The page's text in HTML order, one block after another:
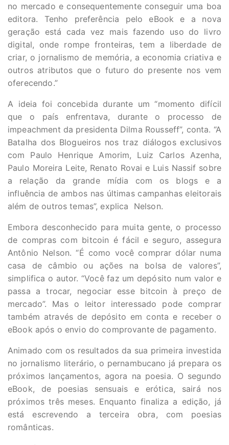
no mercado e consequentemente conseguir uma boa
editora. Tenho preferência pelo eBook e a nova
geração está cada vez mais fazendo uso do livro
digital, onde rompe fronteiras, tem a liberdade de
criar, o jornalismo de memória, a economia criativa e
outros atributos que o futuro do presente nos vem
oferecendo.”
A ideia foi concebida durante um “momento difícil
que o país enfrentava, durante o processo de
impeachment da presidenta Dilma Rousseff”, conta. “A
Batalha dos Blogueiros nos traz diálogos exclusivos
com Paulo Henrique Amorim, Luiz Carlos Azenha,
Paulo Moreira Leite, Renato Rovai e Luis Nassif sobre
a relação da grande mídia com os blogs e a
influência de ambos nas últimas campanhas eleitorais
além de outros temas”, explica Nelson.
Embora desconhecido para muita gente, o processo
de compras com bitcoin é fácil e seguro, assegura
Antônio Nelson. “É como você comprar dólar numa
casa de câmbio ou ações na bolsa de valores”,
simplifica o autor. “Você faz um depósito num valor e
passa a trocar, negociar esse bitcoin à preço de
mercado”. Mas o leitor interessado pode comprar
também através de depósito em conta e receber o
eBook após o envio do comprovante de pagamento.
Animado com os resultados da sua primeira investida
no jornalismo literário, o pernambucano já prepara os
próximos lançamentos, agora na poesia. O segundo
eBook, de poesias sensuais e erótica, sairá nos
próximos três meses. Enquanto finaliza a edição, já
está escrevendo a terceira obra, com poesias
românticas.